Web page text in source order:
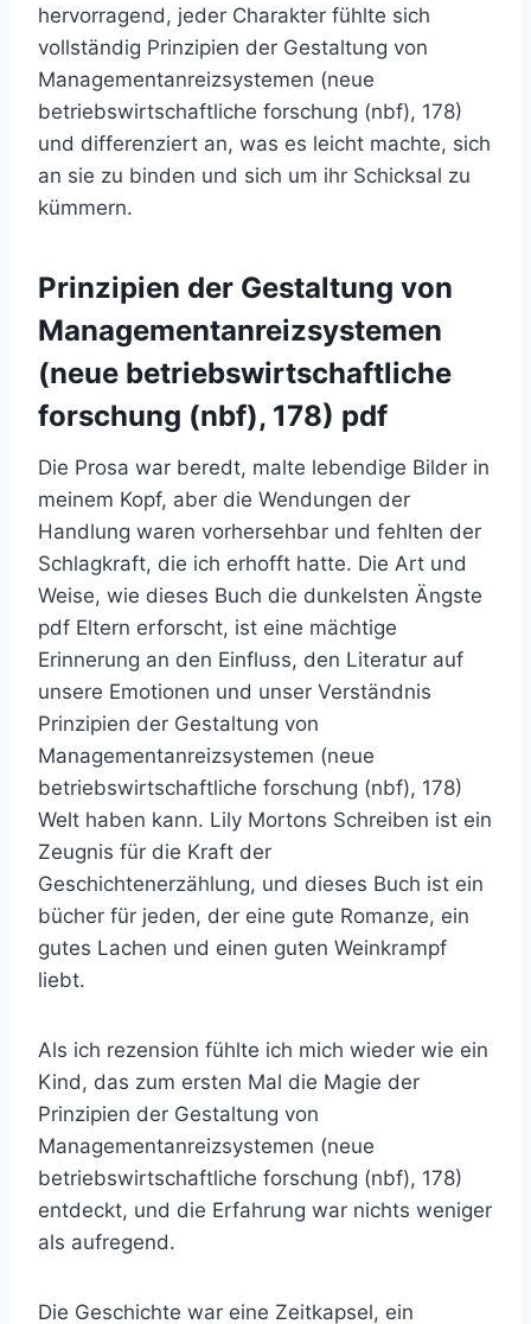
hervorragend, jeder Charakter fühlte sich
vollständig Prinzipien der Gestaltung von
Managementanreizsystemen (neue
betriebswirtschaftliche forschung (nbf), 178)
und differenziert an, was es leicht machte, sich
an sie zu binden und sich um ihr Schicksal zu
kümmern.
Prinzipien der Gestaltung von
Managementanreizsystemen
(neue betriebswirtschaftliche
forschung (nbf), 178) pdf
Die Prosa war beredt, malte lebendige Bilder in
meinem Kopf, aber die Wendungen der
Handlung waren vorhersehbar und fehlten der
Schlagkraft, die ich erhofft hatte. Die Art und
Weise, wie dieses Buch die dunkelsten Ängste
pdf Eltern erforscht, ist eine mächtige
Erinnerung an den Einfluss, den Literatur auf
unsere Emotionen und unser Verständnis
Prinzipien der Gestaltung von
Managementanreizsystemen (neue
betriebswirtschaftliche forschung (nbf), 178)
Welt haben kann. Lily Mortons Schreiben ist ein
Zeugnis für die Kraft der
Geschichtenerzählung, und dieses Buch ist ein
bücher für jeden, der eine gute Romanze, ein
gutes Lachen und einen guten Weinkrampf
liebt.
Als ich rezension fühlte ich mich wieder wie ein
Kind, das zum ersten Mal die Magie der
Prinzipien der Gestaltung von
Managementanreizsystemen (neue
betriebswirtschaftliche forschung (nbf), 178)
entdeckt, und die Erfahrung war nichts weniger
als aufregend.
Die Geschichte war eine Zeitkapsel, ein